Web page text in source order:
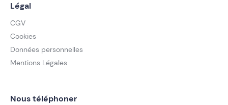
Légal
CGV
Cookies
Données personnelles
Mentions Légales
Nous téléphoner